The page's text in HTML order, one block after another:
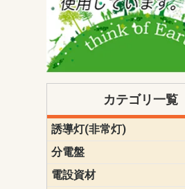
カテゴリ一覧
誘導灯(非常灯)
分電盤
電設資材